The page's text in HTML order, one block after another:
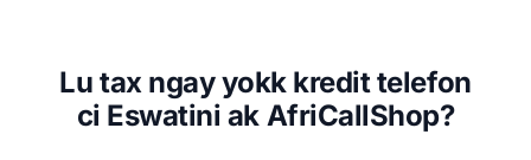
Lu tax ngay yokk kredit telefon
ci Eswatini ak AfriCallShop?